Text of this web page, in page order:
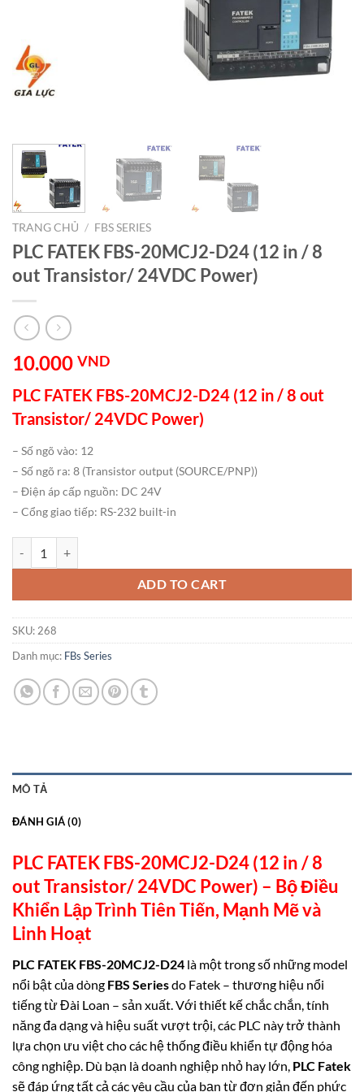
TRANG CHỦ / FBS SERIES
PLC FATEK FBS-20MCJ2-D24 (12 in / 8
out Transistor/ 24VDC Power)
10.000 VND
PLC FATEK FBS-20MCJ2-D24 (12 in / 8 out
Transistor/ 24VDC Power)
– Số ngõ vào: 12
– Số ngõ ra: 8 (Transistor output (SOURCE/PNP))
– Điện áp cấp nguồn: DC 24V
– Cổng giao tiếp: RS-232 built-in
ADD TO CART
SKU: 268
Danh mục: FBs Series
MÔ TẢ
ĐÁNH GIÁ (0)
PLC FATEK FBS-20MCJ2-D24 (12 in / 8
out Transistor/ 24VDC Power) – Bộ Điều
Khiển Lập Trình Tiên Tiến, Mạnh Mẽ và
Linh Hoạt
PLC FATEK FBS-20MCJ2-D24 là một trong số những model
nổi bật của dòng FBS Seriesdo Fatek – thương hiệu nổi
tiếng từ Đài Loan – sản xuất. Với thiết kế chắc chắn, tính
năng đa dạng và hiệu suất vượt trội, các PLC này trở thành
lựa chọn ưu việt cho các hệ thống điều khiển tự động hóa
công nghiệp. Dù bạn là doanh nghiệp nhỏ hay lớn, PLC Fatek
sẽ đáp ứng tất cả các yêu cầu của bạn từ đơn giản đến phức